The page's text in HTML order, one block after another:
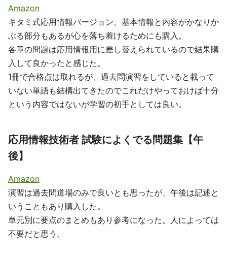
Amazon
キタミ式応用情報バージョン、基本情報と内容がかなりか
ぶる部分もあるが心を落ち着けるためにも購入。
各章の問題は応用情報用に差し替えられているので結果購
入して良かったと感じた。
1冊で合格点は取れるが、過去問演習をしていると載って
いない単語も結構出てきたのでこれだけやっておけば十分
という内容ではないが学習の初手としては良い。
応用情報技術者 試験によくでる問題集【午
後】
Amazon
演習は過去問道場のみで良いとも思ったが、午後は記述と
いうこともあり購入した。
単元別に要点のまとめもあり参考になった。人によっては
不要だと思う。